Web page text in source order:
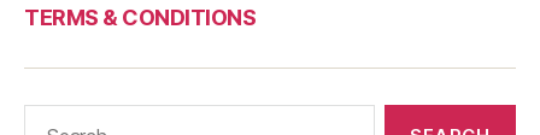
TERMS & CONDITIONS